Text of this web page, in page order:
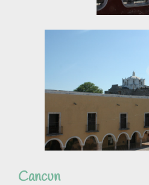
Cancun